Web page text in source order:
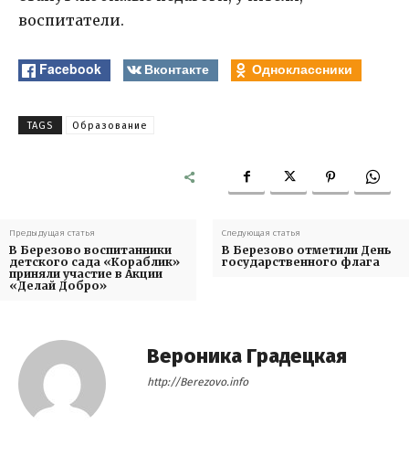
воспитатели.
Facebook Вконтакте Одноклассники
TAGS Образование
Предыдущая статья
В Березово воспитанники
детского сада «Кораблик»
приняли участие в Акции
«Делай Добро»
Следующая статья
В Березово отметили День
государственного флага
Вероника Градецкая
http://Berezovo.info